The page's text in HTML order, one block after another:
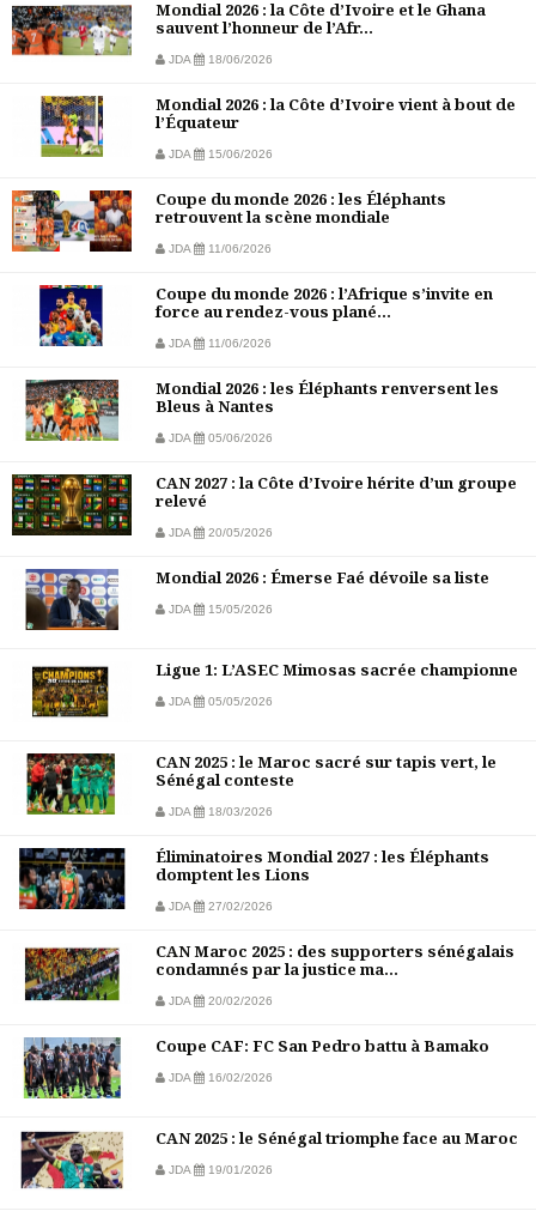
Mondial 2026 : la Côte d’Ivoire et le Ghana
sauvent l’honneur de l’Afr...
JDA 18/06/2026
Mondial 2026 : la Côte d’Ivoire vient à bout de
l’Équateur
JDA 15/06/2026
Coupe du monde 2026 : les Éléphants
retrouvent la scène mondiale
JDA 11/06/2026
Coupe du monde 2026 : l’Afrique s’invite en
force au rendez-vous plané...
JDA 11/06/2026
Mondial 2026 : les Éléphants renversent les
Bleus à Nantes
JDA 05/06/2026
CAN 2027 : la Côte d’Ivoire hérite d’un groupe
relevé
JDA 20/05/2026
Mondial 2026 : Émerse Faé dévoile sa liste
JDA 15/05/2026
Ligue 1: L’ASEC Mimosas sacrée championne
JDA 05/05/2026
CAN 2025 : le Maroc sacré sur tapis vert, le
Sénégal conteste
JDA 18/03/2026
Éliminatoires Mondial 2027 : les Éléphants
domptent les Lions
JDA 27/02/2026
CAN Maroc 2025 : des supporters sénégalais
condamnés par la justice ma...
JDA 20/02/2026
Coupe CAF: FC San Pedro battu à Bamako
JDA 16/02/2026
CAN 2025 : le Sénégal triomphe face au Maroc
JDA 19/01/2026